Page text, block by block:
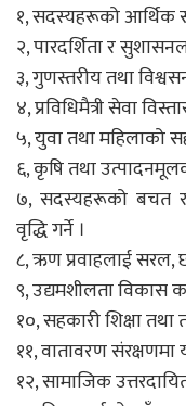
१, सदस्यहरूको आर्थिक
२, पारदर्शिता र
३, गुणस्तरीय तथा
४, प्रविधिमैत्री सेवा
५, युवा तथा महिलाको
६, कृषि तथा उत्पादनमूलक
७, सदस्यहरूको बचत र
वृद्धि गर्ने ।
८, ऋण प्रवाहलाई सरल,
९, उद्यमशीलता विकास
१०, सहकारी शिक्षा तथा
११, वातावरण संरक्षणमा
१२, सामाजिक